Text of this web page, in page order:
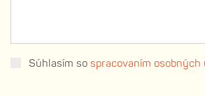
Súhlasím so spracovaním osobných